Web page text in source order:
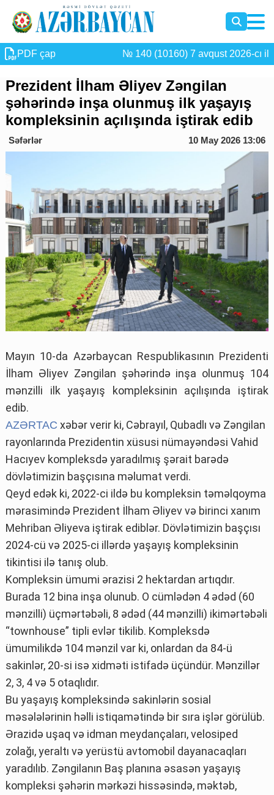
PDF çap № 140 (10160) 7 avqust 2026-cı il
Prezident İlham Əliyev Zəngilan
şəhərində inşa olunmuş ilk yaşayış
kompleksinin açılışında iştirak edib
Səfərlər 10 May 2026 13:06
Mayın 10-da Azərbaycan Respublikasının Prezidenti
İlham Əliyev Zəngilan şəhərində inşa olunmuş 104
mənzilli ilk yaşayış kompleksinin açılışında iştirak
edib.
AZƏRTAC xəbər verir ki, Cəbrayıl, Qubadlı və Zəngilan
rayonlarında Prezidentin xüsusi nümayəndəsi Vahid
Hacıyev kompleksdə yaradılmış şərait barədə
dövlətimizin başçısına məlumat verdi.
Qeyd edək ki, 2022-ci ildə bu kompleksin təməlqoyma
mərasimində Prezident İlham Əliyev və birinci xanım
Mehriban Əliyeva iştirak ediblər. Dövlətimizin başçısı
2024-cü və 2025-ci illərdə yaşayış kompleksinin
tikintisi ilə tanış olub.
Kompleksin ümumi ərazisi 2 hektardan artıqdır.
Burada 12 bina inşa olunub. O cümlədən 4 ədəd (60
mənzilli) üçmərtəbəli, 8 ədəd (44 mənzilli) ikimərtəbəli
“townhouse” tipli evlər tikilib. Kompleksdə
ümumilikdə 104 mənzil var ki, onlardan da 84-ü
sakinlər, 20-si isə xidməti istifadə üçündür. Mənzillər
2, 3, 4 və 5 otaqlıdır.
Bu yaşayış kompleksində sakinlərin sosial
məsələlərinin həlli istiqamətində bir sıra işlər görülüb.
Ərazidə uşaq və idman meydançaları, velosiped
zolağı, yeraltı və yerüstü avtomobil dayanacaqları
yaradılıb. Zəngilanın Baş planına əsasən yaşayış
kompleksi şəhərin mərkəzi hissəsində, məktəb,